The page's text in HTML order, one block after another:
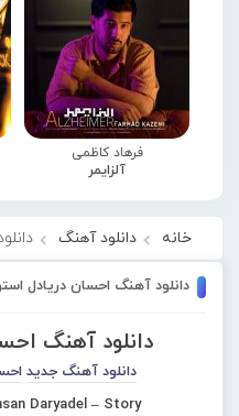
فرهاد کاظمی
آلزایمر
خانه دانلود آهنگ
دانلود آهنگ احسان دریادل
دانلود آهنگ
دانلود آهنگ جدید
Daryadel – Story